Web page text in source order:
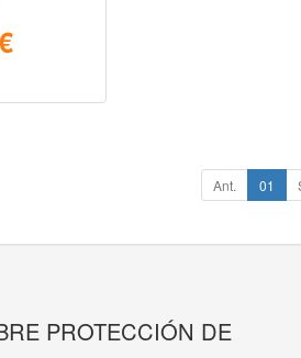
Ant. 01
PROTECCIÓN DE